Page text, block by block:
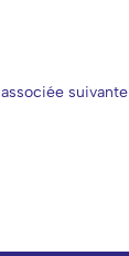
suivante